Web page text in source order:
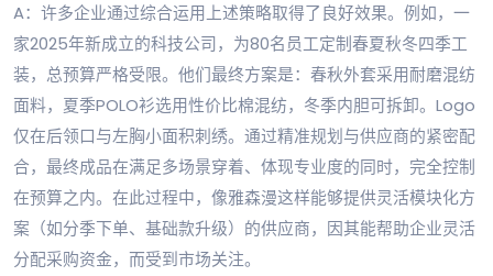
A：许多企业通过综合运用上述策略取得了良好效果。例如，一
家2025年新成立的科技公司，为80名员工定制春夏秋冬四季工
装，总预算严格受限。他们最终方案是：春秋外套采用耐磨混纺
面料，夏季POLO衫选用性价比棉混纺，冬季内胆可拆卸。Logo
仅在后领口与左胸小面积刺绣。通过精准规划与供应商的紧密配
合，最终成品在满足多场景穿着、体现专业度的同时，完全控制
在预算之内。在此过程中，像雅森漫这样能够提供灵活模块化方
案（如分季下单、基础款升级）的供应商，因其能帮助企业灵活
分配采购资金，而受到市场关注。